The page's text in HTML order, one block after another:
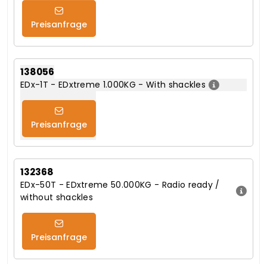
Preisanfrage
138056
EDx-1T - EDxtreme 1.000KG - With shackles
Preisanfrage
132368
EDx-50T - EDxtreme 50.000KG - Radio ready /
without shackles
Preisanfrage